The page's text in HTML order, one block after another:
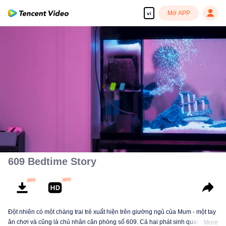
vi Mở APP
609 Bedtime Story
Đột nhiên có một chàng trai trẻ xuất hiện trên giường ngủ của Mum - một tay
ăn chơi và cũng là chủ nhân căn phòng số 609. Cả hai phát sinh quan hệMore